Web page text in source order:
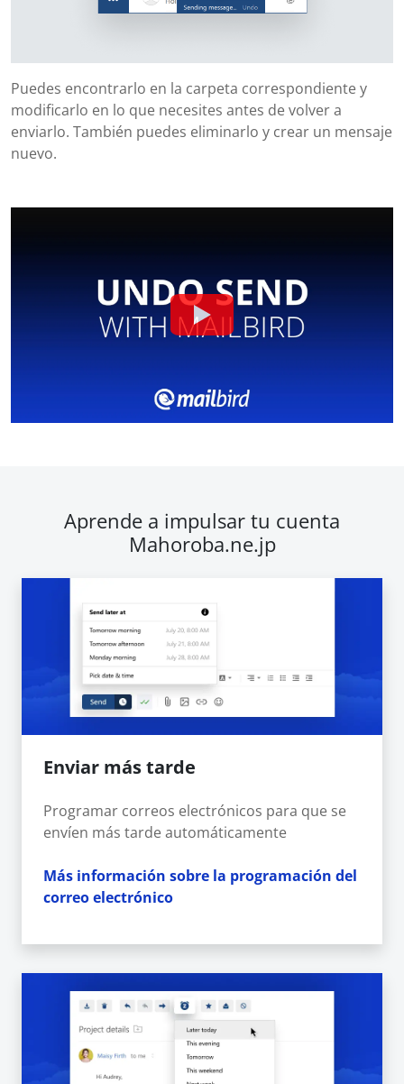
Puedes encontrarlo en la carpeta correspondiente y
modificarlo en lo que necesites antes de volver a
enviarlo. También puedes eliminarlo y crear un mensaje
nuevo.
Aprende a impulsar tu cuenta
Mahoroba.ne.jp
Enviar más tarde
Programar correos electrónicos para que se
envíen más tarde automáticamente
Más información sobre la programación del
correo electrónico